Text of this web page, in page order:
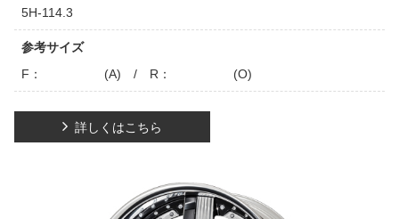
5H-114.3
参考サイズ
F： (A) / R： (O)
詳しくはこちら